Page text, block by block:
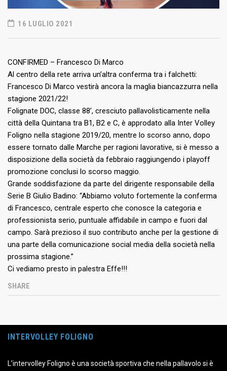
16 LUGLIO 2021
CONFIRMED – Francesco Di Marco
Al centro della rete arriva un’altra conferma tra i falchetti:
Francesco Di Marco vestirà ancora la maglia biancazzurra nella
stagione 2021/22!
Folignate DOC, classe 88’, cresciuto pallavolisticamente nella
città della Quintana tra B1, B2 e C, è approdato alla Inter Volley
Foligno nella stagione 2019/20, mentre lo scorso anno, dopo
essere tornato dalle Marche per ragioni lavorative, si è messo a
disposizione della società da febbraio raggiungendo i playoff
promozione conclusi lo scorso maggio.
Grande soddisfazione da parte del dirigente responsabile della
Serie B Giulio Badino: “Abbiamo voluto fortemente la conferma
di Francesco, centrale esperto che conosce la categoria e
professionista serio, puntuale affidabile in campo e fuori dal
campo. Sarà prezioso il suo contributo anche per la gestione di
una parte della comunicazione social media della società nella
prossima stagione.”
Ci vediamo presto in palestra Effe!!!
SHARE
INTERVOLLEY FOLIGNO
L’intervolley Foligno è una società sportiva che nella pallavolo si è